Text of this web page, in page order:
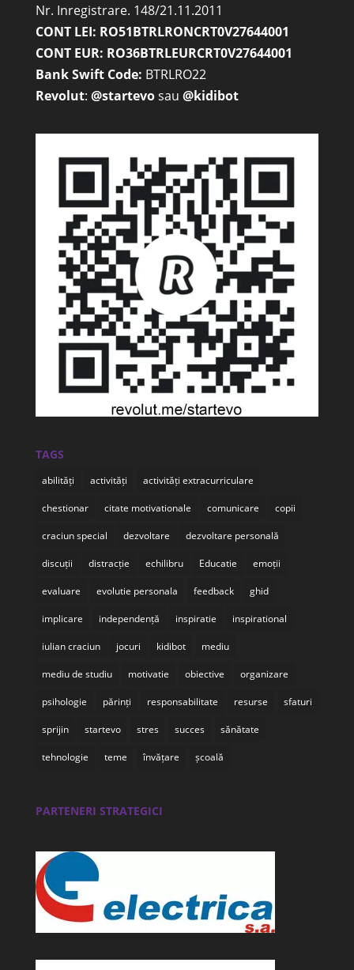
Nr. Inregistrare. 148/21.11.2011
CONT LEI: RO51BTRLRONCRT0V27644001
CONT EUR: RO36BTRLEURCRT0V27644001
Bank Swift Code: BTRLRO22
Revolut: @startevosau @kidibot
TAGS
abilități activități activități extracurriculare
chestionar citate motivationale comunicare copii
craciun special dezvoltare dezvoltare personală
discuții distracție echilibru Educatie emoții
evaluare evolutie personala feedback ghid
implicare independență inspiratie inspirational
iulian craciun jocuri kidibot mediu
mediu de studiu motivatie obiective organizare
psihologie părinți responsabilitate resurse sfaturi
sprijin startevo stres succes sănătate
tehnologie teme învățare școală
PARTENERI STRATEGICI